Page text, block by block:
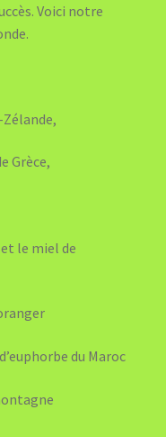
Voici notre
Grèce,
le miel de
du Maroc